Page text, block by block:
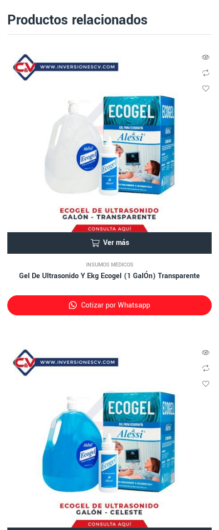
Productos relacionados
Ver más
INSUMOS MÉDICOS
Gel De Ultrasonido Y Ekg Ecogel (1 GalÓn) Transparente
Cotizar por Whatsapp